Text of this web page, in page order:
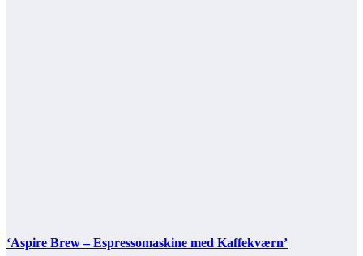
‘Aspire Brew – Espressomaskine med Kaffekværn’